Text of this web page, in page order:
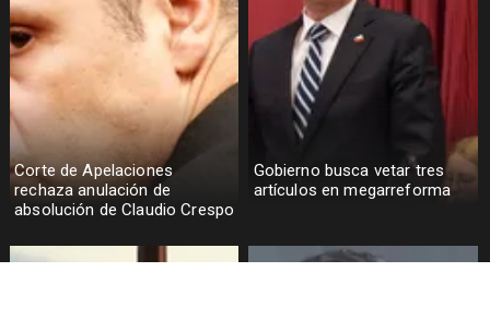
Corte de Apelaciones
rechaza anulación de
absolución de Claudio Crespo
Gobierno busca vetar tres
artículos en megarreforma